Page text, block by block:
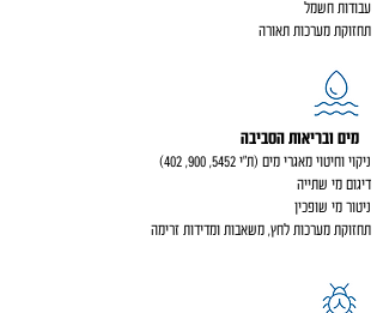
עבודות חשמל
תחזוקת מערכות תאורה
מים ובריאות הסביבה
ניקוי וחיטוי מאגרי מים (ת״י 5452, 900, 402)
דיגום מי שתייה
ניטור מי שופכין
תחזוקת מערכות לחץ, משאבות ומדידות זרימה